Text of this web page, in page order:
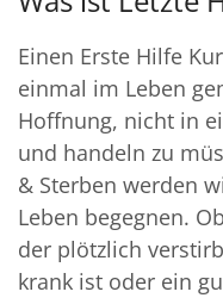
Einen Erste Hilfe
einmal im Leben
Hoffnung, nicht in
und handeln zu
& Sterben werden
Leben begegnen.
der plötzlich
krank ist oder ein